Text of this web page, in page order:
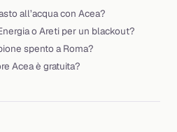
all’acqua con Acea?
o Areti per un blackout?
spento a Roma?
Acea è gratuita?